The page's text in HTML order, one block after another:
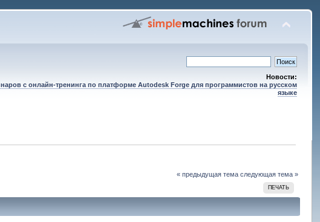
Новости:
с онлайн-тренинга по платформе Autodesk Forge для программистов на русском
языке
« предыдущая тема следующая тема »
ПЕЧАТЬ